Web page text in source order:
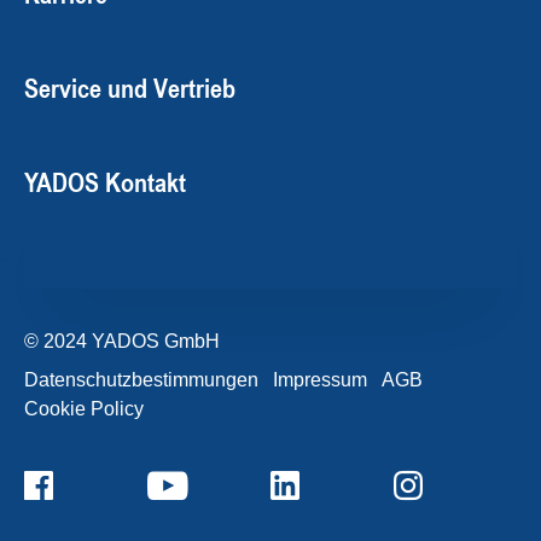
Service und Vertrieb
YADOS Kontakt
© 2024 YADOS GmbH
Datenschutzbestimmungen
Impressum
AGB
Cookie Policy